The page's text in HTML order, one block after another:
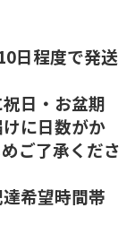
日程度で発送
日・お盆期
に日数がか
ご了承くださ
希望時間帯